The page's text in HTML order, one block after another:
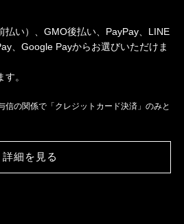
払い）、GMO後払い、PayPay、LINE
、Google Payからお選びいただけま
。
の関係で「クレジットカード決済」のみと
詳細を見る